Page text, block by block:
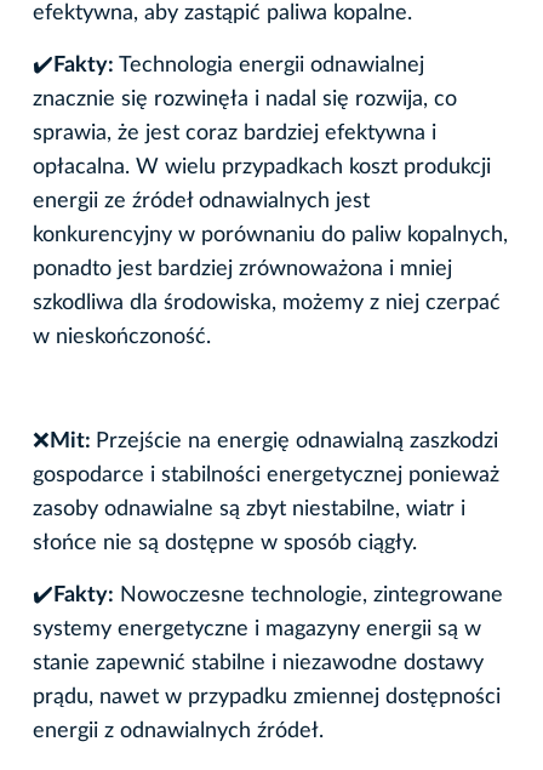
efektywna, aby zastąpić paliwa kopalne.
✔ ️Fakty: Technologia energii odnawialnej
znacznie się rozwinęła i nadal się rozwija, co
sprawia, że jest coraz bardziej efektywna i
opłacalna. W wielu przypadkach koszt produkcji
energii ze źródeł odnawialnych jest
konkurencyjny w porównaniu do paliw kopalnych,
ponadto jest bardziej zrównoważona i mniej
szkodliwa dla środowiska, możemy z niej czerpać
w nieskończoność.
❌ Mit: Przejście na energię odnawialną zaszkodzi
gospodarce i stabilności energetycznej ponieważ
zasoby odnawialne są zbyt niestabilne, wiatr i
słońce nie są dostępne w sposób ciągły.
✔ ️Fakty: Nowoczesne technologie, zintegrowane
systemy energetyczne i magazyny energii są w
stanie zapewnić stabilne i niezawodne dostawy
prądu, nawet w przypadku zmiennej dostępności
energii z odnawialnych źródeł.